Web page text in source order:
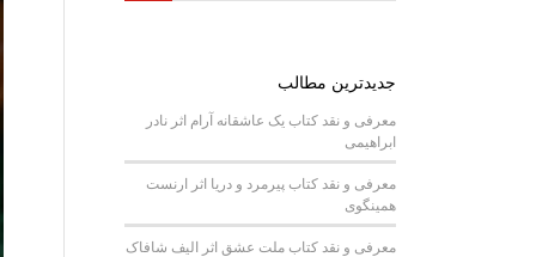
جدیدترین مطالب
معرفی و نقد کتاب یک عاشقانه آرام اثر نادر
ابراهیمی
معرفی و نقد کتاب پیرمرد و دریا اثر ارنست
همینگوی
معرفی و نقد کتاب ملت عشق اثر الیف شافاک